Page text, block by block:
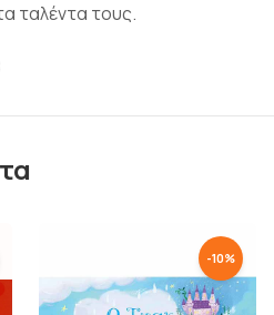
ταλέντα τους.
-10%